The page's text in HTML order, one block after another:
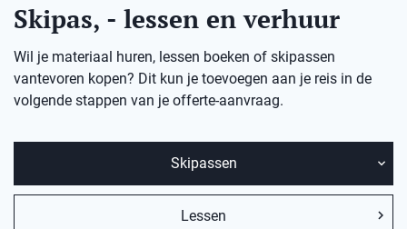
Skipas, - lessen en verhuur
Wil je materiaal huren, lessen boeken of skipassen
vantevoren kopen? Dit kun je toevoegen aan je reis in de
volgende stappen van je offerte-aanvraag.
Skipassen
Lessen